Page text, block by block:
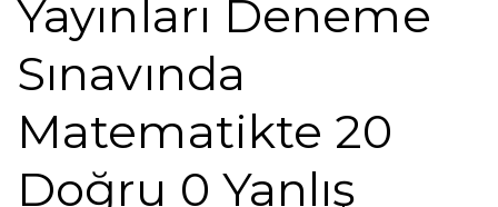
Yayınları Deneme
Sınavında
Matematikte 20
Doğru 0 Yanlış